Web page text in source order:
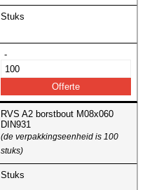
Stuks
-
RVS A2 borstbout M08x060
DIN931
(de verpakkingseenheid is 100
stuks)
Stuks